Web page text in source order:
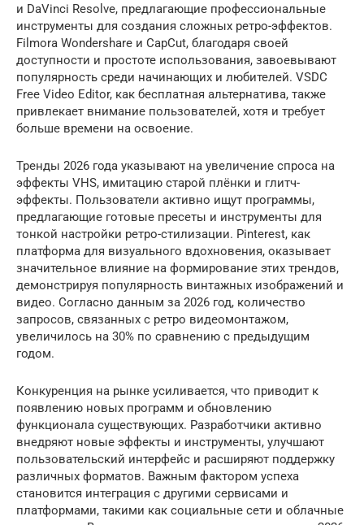
и DaVinci Resolve, предлагающие профессиональные
инструменты для создания сложных ретро-эффектов.
Filmora Wondershare и CapCut, благодаря своей
доступности и простоте использования, завоевывают
популярность среди начинающих и любителей. VSDC
Free Video Editor, как бесплатная альтернатива, также
привлекает внимание пользователей, хотя и требует
больше времени на освоение.
Тренды 2026 года указывают на увеличение спроса на
эффекты VHS, имитацию старой плёнки и глитч-
эффекты. Пользователи активно ищут программы,
предлагающие готовые пресеты и инструменты для
тонкой настройки ретро-стилизации. Pinterest, как
платформа для визуального вдохновения, оказывает
значительное влияние на формирование этих трендов,
демонстрируя популярность винтажных изображений и
видео. Согласно данным за 2026 год, количество
запросов, связанных с ретро видеомонтажом,
увеличилось на 30% по сравнению с предыдущим
годом.
Конкуренция на рынке усиливается, что приводит к
появлению новых программ и обновлению
функционала существующих. Разработчики активно
внедряют новые эффекты и инструменты, улучшают
пользовательский интерфейс и расширяют поддержку
различных форматов. Важным фактором успеха
становится интеграция с другими сервисами и
платформами, такими как социальные сети и облачные